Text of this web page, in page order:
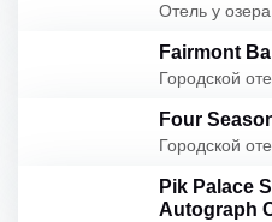
Отель у
Fairmont
Городской
Four
Городской
Pik Palace
Autograph